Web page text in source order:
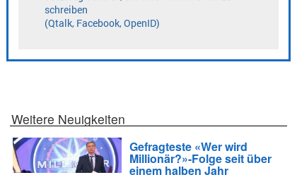
Weitere Neuigkeiten
Gefragteste «Wer wird
Millionär?»-Folge seit über
einem halben Jahr